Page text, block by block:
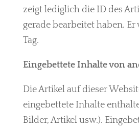
zeigt lediglich die ID des
gerade bearbeitet haben. Er
Tag.
Eingebettete Inhalte von
Die Artikel auf dieser
eingebettete Inhalte
Bilder, Artikel usw.).